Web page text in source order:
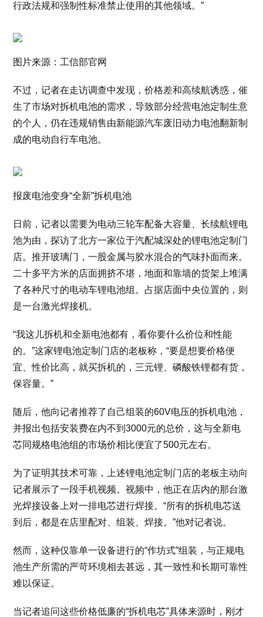
行政法规和强制性标准禁止使用的其他领域。”
图片来源：工信部官网
不过，记者在走访调查中发现，价格差和高续航诱惑，催
生了市场对拆机电池的需求，导致部分经营电池定制生意
的个人，仍在违规销售由新能源汽车废旧动力电池翻新制
成的电动自行车电池。
报废电池变身“全新”拆机电池
日前，记者以需要为电动三轮车配备大容量、长续航锂电
池为由，探访了北方一家位于汽配城深处的锂电池定制门
店。推开玻璃门，一股金属与胶水混合的气味扑面而来。
二十多平方米的店面拥挤不堪，地面和靠墙的货架上堆满
了各种尺寸的电动车锂电池组。占据店面中央位置的，则
是一台激光焊接机。
“我这儿拆机和全新电池都有，看你要什么价位和性能
的。”这家锂电池定制门店的老板称，“要是想要价格便
宜、性价比高，就买拆机的，三元锂、磷酸铁锂都有货，
保容量。”
随后，他向记者推荐了自己组装的60V电压的拆机电池，
并报出包括安装费在内不到3000元的总价，这与全新电
芯同规格电池组的市场价相比便宜了500元左右。
为了证明其技术可靠，上述锂电池定制门店的老板主动向
记者展示了一段手机视频。视频中，他正在店内的那台激
光焊接设备上对一排电芯进行焊接。“所有的拆机电芯送
到后，都是在店里配对、组装、焊接。”他对记者说。
然而，这种仅靠单一设备进行的“作坊式”组装，与正规电
池生产所需的严苛环境相去甚远，其一致性和长期可靠性
难以保证。
当记者追问这些价格低廉的“拆机电芯”具体来源时，刚才